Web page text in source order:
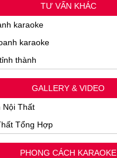
TƯ VẤN KHÁC
karaoke
karaoke
thành
GALLERY & VIDEO
Nội Thất
Tổng Hợp
PHONG CÁCH KARAOKE